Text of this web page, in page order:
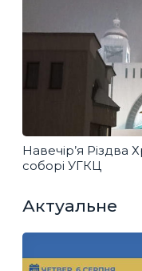
Навечір’я Різдва
соборі УГКЦ
Актуальне